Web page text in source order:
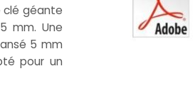
clé géante
mm. Une
5 mm
pour un